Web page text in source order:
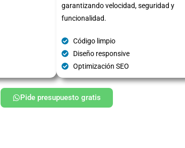
garantizando velocidad, seguridad y
funcionalidad.
Código limpio
Diseño responsive
Optimización SEO
Pide presupuesto gratis